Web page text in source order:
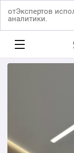
отЭкспертов
аналитики.